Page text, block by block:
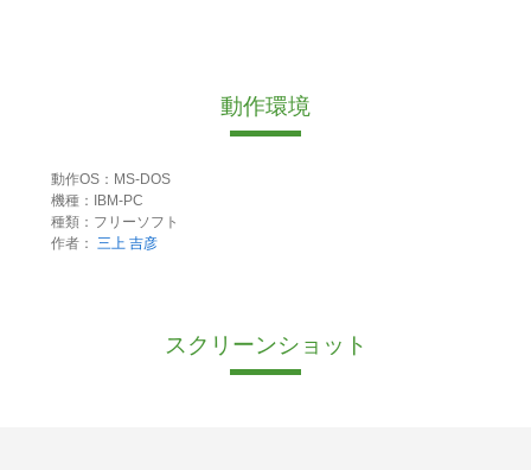
動作環境
動作OS：MS-DOS
機種：IBM-PC
種類：フリーソフト
作者： 三上 吉彦
スクリーンショット